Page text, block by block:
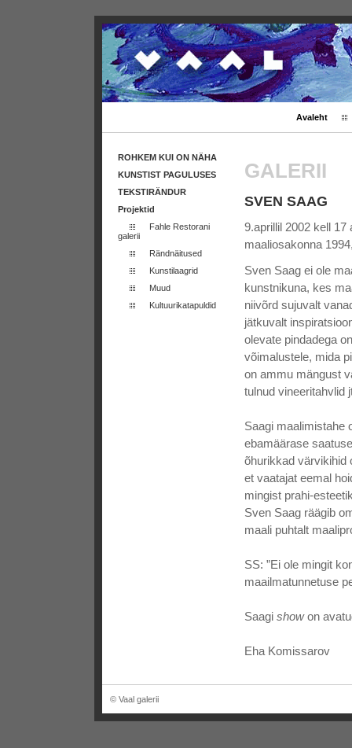
Avaleht
ROHKEM KUI ON NÄHA
KUNSTIST PAGULUSES
TEKSTIRÄNDUR
Projektid
Fahle Restorani
galerii
Rändnäitused
Kunstilaagrid
Muud
Kultuurikatapuldid
GALERII
SVEN SAAG
9.aprillil 2002 kell
maaliosakonna
Sven Saag ei ole
kunstnikuna, kes
niivõrd sujuvalt
jätkuvalt
olevate pindadega
võimalustele, mida
on ammu mängust
tulnud vineeritahvlid
Saagi maalimistahe
ebamäärase
õhurikkad värvikihid
et vaatajat eemal
mingist prahi-
Sven Saag räägib
maali puhtalt
SS: ”Ei ole mingit
maailmatunnetuse
Saagi showon
Eha Komissarov
© Vaal galerii